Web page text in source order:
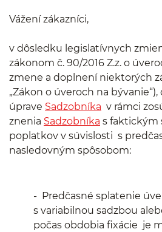
Vážení zákazníci,
v dôsledku legislatívnych
zákonom č. 90/2016 Z.z. o
zmene a doplnení niektorých
„Zákon o úveroch na
úprave Sadzobníka v rámci
znenia Sadzobníka s faktickým
poplatkov v súvislosti s
nasledovným spôsobom:
- Predčasné splatenie
s variabilnou sadzbou
počas obdobia fixácie je